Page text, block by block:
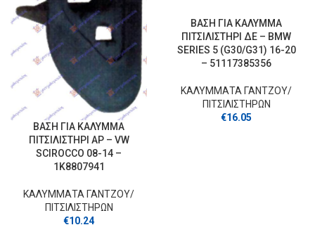
ΒΑΣΗ ΓΙΑ ΚΑΛΥΜΜΑ
ΠΙΤΣΙΛΙΣΤΗΡΙ ΑΡ – VW
SCIROCCO 08-14 –
1K8807941
ΚΑΛΥΜΜΑΤΑ ΓΑΝΤΖOY/
ΠΙΤΣΙΛΙΣΤΗΡΩΝ
€10.24
ΒΑΣΗ ΓΙΑ ΚΑΛΥΜΜΑ
ΠΙΤΣΙΛΙΣΤΗΡΙ ΔΕ – BMW
SERIES 5 (G30/G31) 16-20
– 51117385356
ΚΑΛΥΜΜΑΤΑ ΓΑΝΤΖOY/
ΠΙΤΣΙΛΙΣΤΗΡΩΝ
€16.05